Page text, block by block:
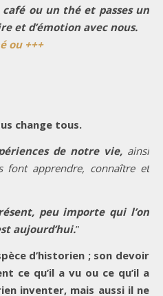
ou un thé et passes un
et d’émotion avec nous.
ou +++
change tous.
de notre vie, ainsi
font apprendre, connaître et
peu importe qui l’on
aujourd’hui.”
d’historien ; son devoir
ce qu’il a vu ou ce qu’il a
inventer, mais aussi il ne